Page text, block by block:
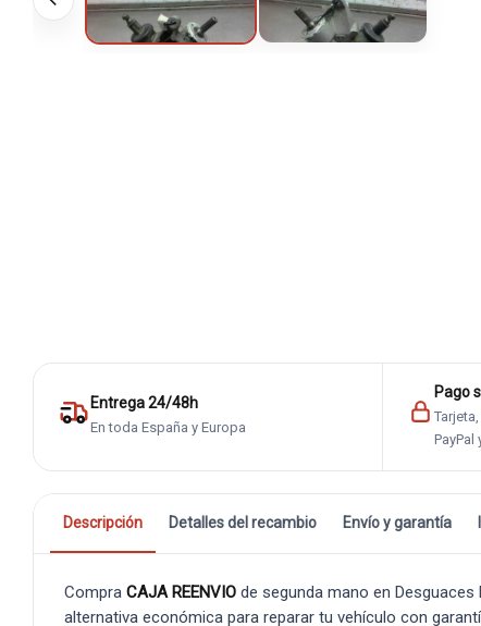
Entrega 24/48h
En toda España y Europa
Pago
PayPal
Descripción Detalles del recambio Envío y garantía
Compra CAJA REENVIO de segunda mano en Desguaces
alternativa económica para reparar tu vehículo con